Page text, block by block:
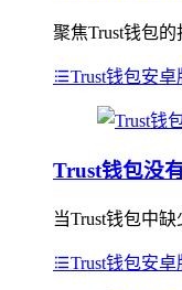
聚焦Trust钱包
Trust钱包安
Trust钱包没
当Trust钱包中
Trust钱包安